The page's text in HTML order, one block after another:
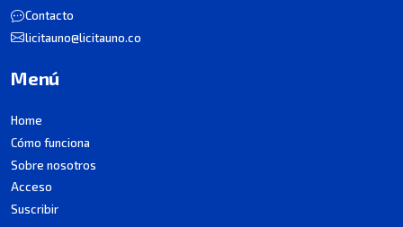
Contacto
licitauno@licitauno.co
Menú
Home
Cómo funciona
Sobre nosotros
Acceso
Suscribir